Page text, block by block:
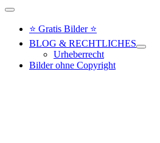
Hauptmenü
⭐ Gratis Bilder ⭐
BLOG & RECHTLICHES
Urheberrecht
Bilder ohne Copyright